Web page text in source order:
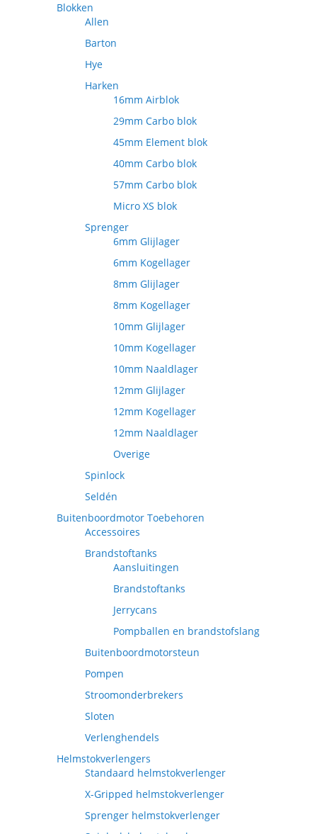
Blokken
Allen
Barton
Hye
Harken
16mm Airblok
29mm Carbo blok
45mm Element blok
40mm Carbo blok
57mm Carbo blok
Micro XS blok
Sprenger
6mm Glijlager
6mm Kogellager
8mm Glijlager
8mm Kogellager
10mm Glijlager
10mm Kogellager
10mm Naaldlager
12mm Glijlager
12mm Kogellager
12mm Naaldlager
Overige
Spinlock
Seldén
Buitenboordmotor Toebehoren
Accessoires
Brandstoftanks
Aansluitingen
Brandstoftanks
Jerrycans
Pompballen en brandstofslang
Buitenboordmotorsteun
Pompen
Stroomonderbrekers
Sloten
Verlenghendels
Helmstokverlengers
Standaard helmstokverlenger
X-Gripped helmstokverlenger
Sprenger helmstokverlenger